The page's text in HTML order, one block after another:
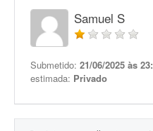
Samuel S
Submetido: 21/06/2025 às
estimada: Privado